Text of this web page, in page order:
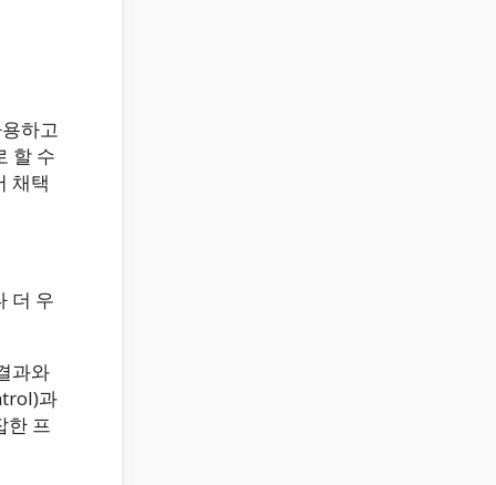
하고
할 수
채택
더 우
과와
과
한 프